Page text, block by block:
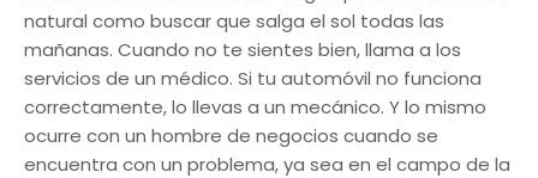
natural como buscar que salga el sol todas las
mañanas. Cuando no te sientes bien, llama a los
servicios de un médico. Si tu automóvil no funciona
correctamente, lo llevas a un mecánico. Y lo mismo
ocurre con un hombre de negocios cuando se
encuentra con un problema, ya sea en el campo de la